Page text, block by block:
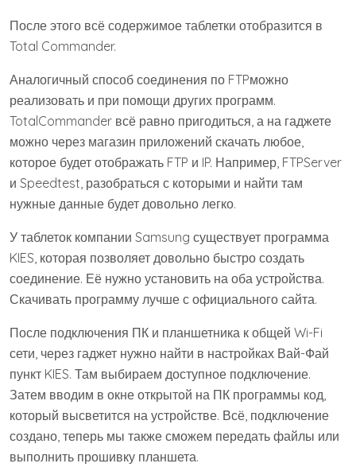
После этого всё содержимое таблетки отобразится в
Total Commander.
Аналогичный способ соединения по FTPможно
реализовать и при помощи других программ.
TotalCommander всё равно пригодиться, а на гаджете
можно через магазин приложений скачать любое,
которое будет отображать FTP и IP. Например, FTPServer
и Speedtest, разобраться с которыми и найти там
нужные данные будет довольно легко.
У таблеток компании Samsung существует программа
KIES, которая позволяет довольно быстро создать
соединение. Её нужно установить на оба устройства.
Скачивать программу лучше с официального сайта.
После подключения ПК и планшетника к общей Wi-Fi
сети, через гаджет нужно найти в настройках Вай-Фай
пункт KIES. Там выбираем доступное подключение.
Затем вводим в окне открытой на ПК программы код,
который высветится на устройстве. Всё, подключение
создано, теперь мы также сможем передать файлы или
выполнить прошивку планшета.